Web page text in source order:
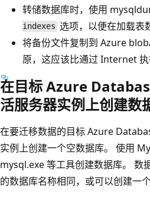
转储数据库时，使用
indexes 选项，以便在加载表
将备份文件复制到 Azure
原，这应该比通过 Internet 执
在目标 Azure
活服务器实例上创建数
在要迁移数据的目标 Azure
实例上创建一个空数据库。 使用
mysql.exe 等工具创建数据库。 数
的数据库名称相同，或可以创建一